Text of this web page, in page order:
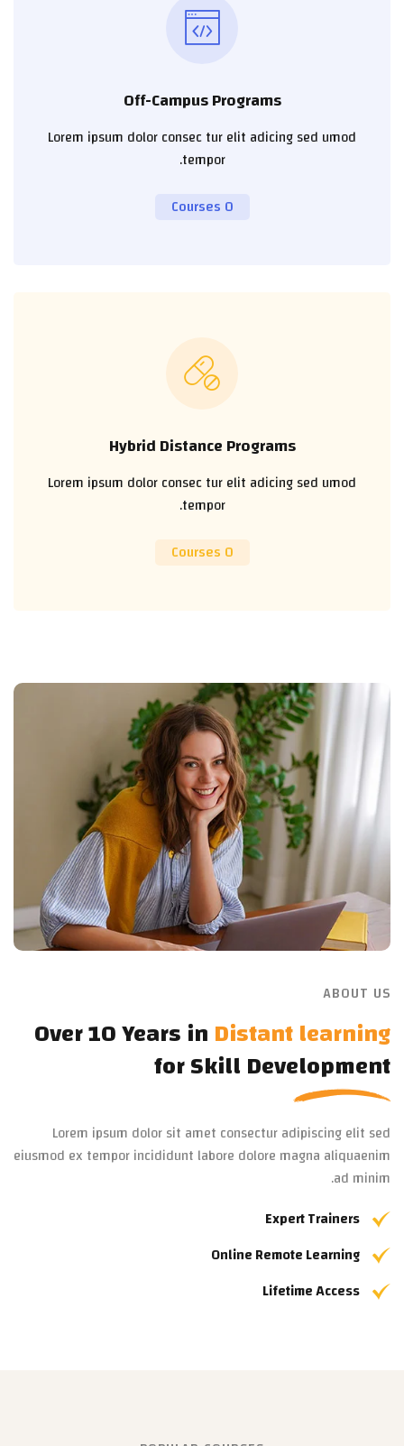
Off-Campus Programs
Lorem ipsum dolor consec tur elit adicing sed umod
tempor.
0 Courses
Hybrid Distance Programs
Lorem ipsum dolor consec tur elit adicing sed umod
tempor.
0 Courses
ABOUT US
Over 10 Years inDistant learning
for Skill Development
Lorem ipsum dolor sit amet consectur adipiscing elit sed
eiusmod ex tempor incididunt labore dolore magna aliquaenim
ad minim.
Expert Trainers
Online Remote Learning
Lifetime Access